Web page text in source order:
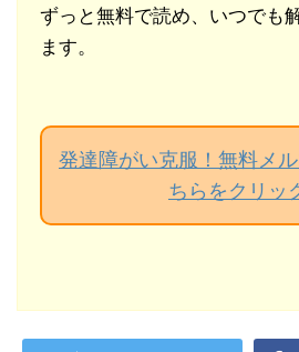
ずっと無料で読め、いつでも
ます。
発達障がい克服！無料メ
ちらをクリッ